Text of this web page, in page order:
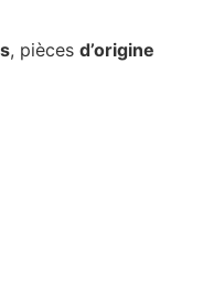
, pièces d’origine